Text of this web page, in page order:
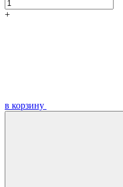
+
в корзину